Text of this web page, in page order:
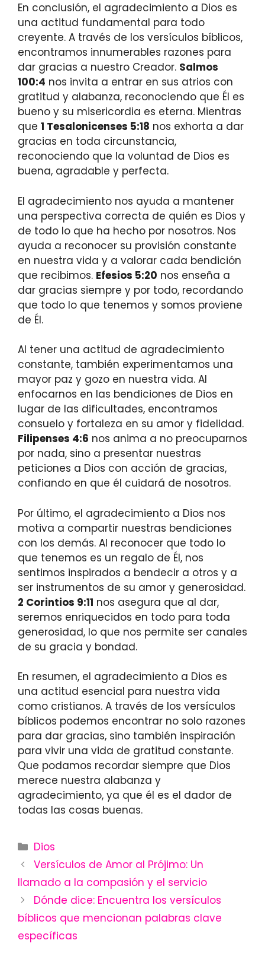
En conclusión, el agradecimiento a Dios es
una actitud fundamental para todo
creyente. A través de los versículos bíblicos,
encontramos innumerables razones para
dar gracias a nuestro Creador. Salmos
100:4 nos invita a entrar en sus atrios con
gratitud y alabanza, reconociendo que Él es
bueno y su misericordia es eterna. Mientras
que 1 Tesalonicenses 5:18 nos exhorta a dar
gracias en toda circunstancia,
reconociendo que la voluntad de Dios es
buena, agradable y perfecta.
El agradecimiento nos ayuda a mantener
una perspectiva correcta de quién es Dios y
de todo lo que ha hecho por nosotros. Nos
ayuda a reconocer su provisión constante
en nuestra vida y a valorar cada bendición
que recibimos. Efesios 5:20 nos enseña a
dar gracias siempre y por todo, recordando
que todo lo que tenemos y somos proviene
de Él.
Al tener una actitud de agradecimiento
constante, también experimentamos una
mayor paz y gozo en nuestra vida. Al
enfocarnos en las bendiciones de Dios en
lugar de las dificultades, encontramos
consuelo y fortaleza en su amor y fidelidad.
Filipenses 4:6 nos anima a no preocuparnos
por nada, sino a presentar nuestras
peticiones a Dios con acción de gracias,
confiando en que él cuidará de nosotros.
Por último, el agradecimiento a Dios nos
motiva a compartir nuestras bendiciones
con los demás. Al reconocer que todo lo
que tenemos es un regalo de Él, nos
sentimos inspirados a bendecir a otros y a
ser instrumentos de su amor y generosidad.
2 Corintios 9:11 nos asegura que al dar,
seremos enriquecidos en todo para toda
generosidad, lo que nos permite ser canales
de su gracia y bondad.
En resumen, el agradecimiento a Dios es
una actitud esencial para nuestra vida
como cristianos. A través de los versículos
bíblicos podemos encontrar no solo razones
para dar gracias, sino también inspiración
para vivir una vida de gratitud constante.
Que podamos recordar siempre que Dios
merece nuestra alabanza y
agradecimiento, ya que él es el dador de
todas las cosas buenas.
Categories
Dios
Versículos de Amor al Prójimo: Un
llamado a la compasión y el servicio
Dónde dice: Encuentra los versículos
bíblicos que mencionan palabras clave
específicas